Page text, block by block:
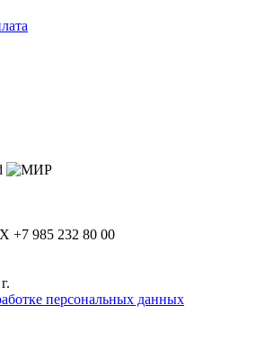
+7 985 232 80 00
персональных данных